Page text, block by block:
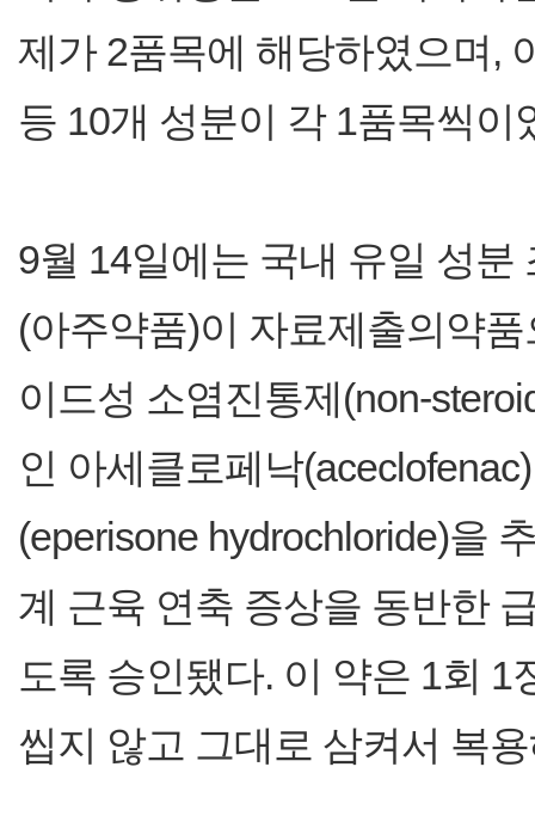
제가 2품목에 해당하였으며,
등 10개 성분이 각 1품목씩이
9월 14일에는 국내 유일 성
(아주약품)이 자료제출의약
이드성 소염진통제(non-
인 아세클로페낙
(eperisone hydrochloride)을
계 근육 연축 증상을 동반한
도록 승인됐다. 이 약은 1회
씹지 않고 그대로 삼켜서 복